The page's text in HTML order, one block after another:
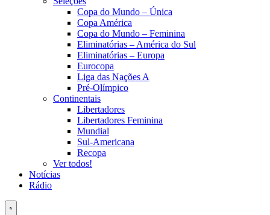
Copa do Mundo – Única
Copa América
Copa do Mundo – Feminina
Eliminatórias – América do Sul
Eliminatórias – Europa
Eurocopa
Liga das Nações A
Pré-Olímpico
Continentais
Libertadores
Libertadores Feminina
Mundial
Sul-Americana
Recopa
Ver todos!
Notícias
Rádio